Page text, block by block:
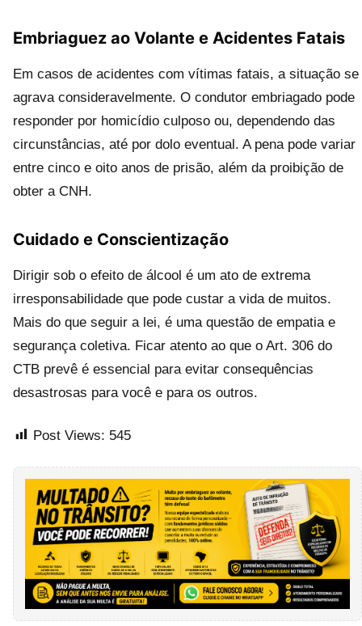
Embriaguez ao Volante e Acidentes Fatais
Em casos de acidentes com vítimas fatais, a situação se
agrava consideravelmente. O condutor embriagado pode
responder por homicídio culposo ou, dependendo das
circunstâncias, até por dolo eventual. A pena pode variar
entre cinco e oito anos de prisão, além da proibição de
obter a CNH.
Cuidado e Conscientização
Dirigir sob o efeito de álcool é um ato de extrema
irresponsabilidade que pode custar a vida de muitos.
Mais do que seguir a lei, é uma questão de empatia e
segurança coletiva. Ficar atento ao que o Art. 306 do
CTB prevê é essencial para evitar consequências
desastrosas para você e para os outros.
Post Views: 545